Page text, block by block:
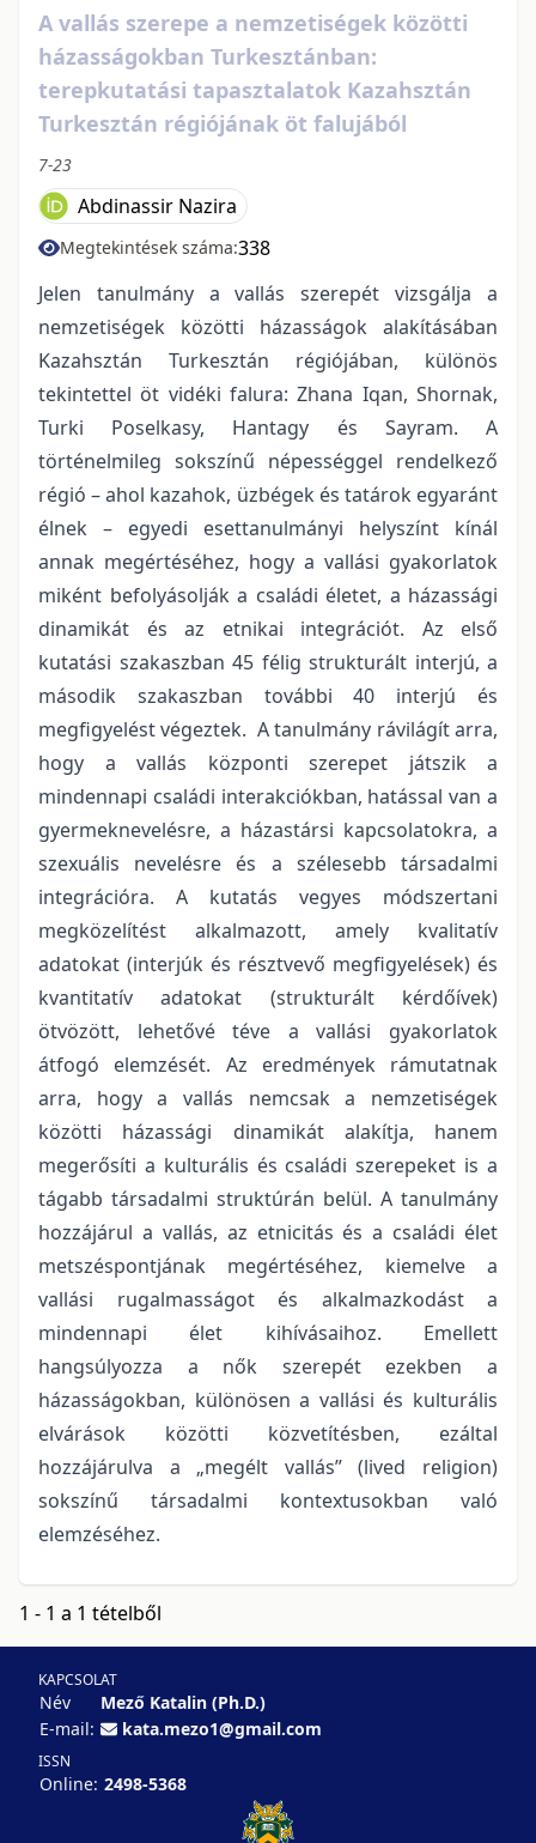
A vallás szerepe a nemzetiségek közötti
házasságokban Turkesztánban:
terepkutatási tapasztalatok Kazahsztán
Turkesztán régiójának öt falujából
7-23
Abdinassir Nazira
Megtekintések száma:338
Jelen tanulmány a vallás szerepét vizsgálja a
nemzetiségek közötti házasságok alakításában
Kazahsztán Turkesztán régiójában, különös
tekintettel öt vidéki falura: Zhana Iqan, Shornak,
Turki Poselkasy, Hantagy és Sayram. A
történelmileg sokszínű népességgel rendelkező
régió – ahol kazahok, üzbégek és tatárok egyaránt
élnek – egyedi esettanulmányi helyszínt kínál
annak megértéséhez, hogy a vallási gyakorlatok
miként befolyásolják a családi életet, a házassági
dinamikát és az etnikai integrációt. Az első
kutatási szakaszban 45 félig strukturált interjú, a
második szakaszban további 40 interjú és
megfigyelést végeztek. A tanulmány rávilágít arra,
hogy a vallás központi szerepet játszik a
mindennapi családi interakciókban, hatással van a
gyermeknevelésre, a házastársi kapcsolatokra, a
szexuális nevelésre és a szélesebb társadalmi
integrációra. A kutatás vegyes módszertani
megközelítést alkalmazott, amely kvalitatív
adatokat (interjúk és résztvevő megfigyelések) és
kvantitatív adatokat (strukturált kérdőívek)
ötvözött, lehetővé téve a vallási gyakorlatok
átfogó elemzését. Az eredmények rámutatnak
arra, hogy a vallás nemcsak a nemzetiségek
közötti házassági dinamikát alakítja, hanem
megerősíti a kulturális és családi szerepeket is a
tágabb társadalmi struktúrán belül. A tanulmány
hozzájárul a vallás, az etnicitás és a családi élet
metszéspontjának megértéséhez, kiemelve a
vallási rugalmasságot és alkalmazkodást a
mindennapi élet kihívásaihoz. Emellett
hangsúlyozza a nők szerepét ezekben a
házasságokban, különösen a vallási és kulturális
elvárások közötti közvetítésben, ezáltal
hozzájárulva a „megélt vallás” (lived religion)
sokszínű társadalmi kontextusokban való
elemzéséhez.
1 - 1 a 1 tételből
KAPCSOLAT
Név
Mező Katalin (Ph.D.)
E-mail:
kata.mezo1@gmail.com
ISSN
Online: 2498-5368